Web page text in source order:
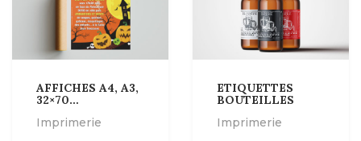
AFFICHES A4, A3,
32×70…
Imprimerie
ETIQUETTES
BOUTEILLES
Imprimerie